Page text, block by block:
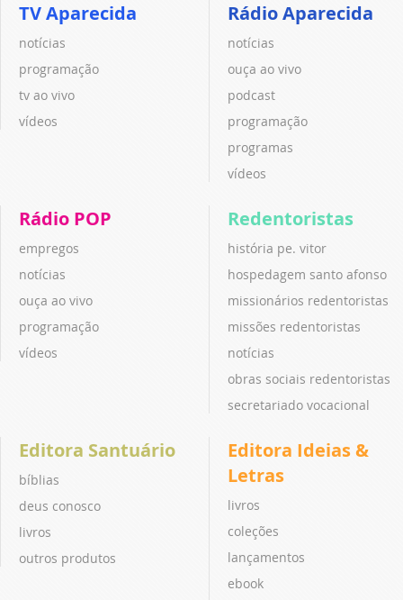
TV Aparecida
notícias
programação
tv ao vivo
vídeos
Rádio Aparecida
notícias
ouça ao vivo
podcast
programação
programas
vídeos
Rádio POP
empregos
notícias
ouça ao vivo
programação
vídeos
Redentoristas
história pe. vitor
hospedagem santo afonso
missionários redentoristas
missões redentoristas
notícias
obras sociais redentoristas
secretariado vocacional
Editora Santuário
bíblias
deus conosco
livros
outros produtos
Editora Ideias &
Letras
livros
coleções
lançamentos
ebook